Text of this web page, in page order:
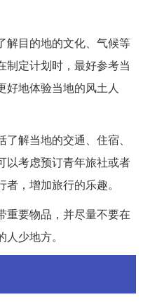
解目的地的文化、气候等
制定计划时，最好参考当
好地体验当地的风土人
解当地的交通、住宿、
以考虑预订青年旅社或者
，增加旅行的乐趣。
重要物品，并尽量不要在
少地方。